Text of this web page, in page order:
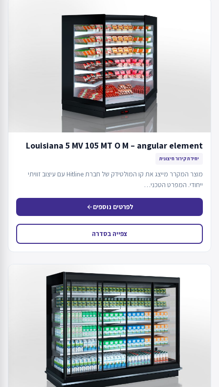
Louisiana 5 MV 105 MT O M – angular element
יחידת קירור חיצונית
מוצר המקרר מייצג את קו המולטידק של חברת Hitline עם עיצוב זוויתי
ייחודי. המפרט הטכני…
לפרטים נוספיםarrow_back
צפייה בסדרה